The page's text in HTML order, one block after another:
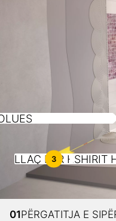
LLAÇ PËR
3 SHIRIT
01PËRGATITJA E